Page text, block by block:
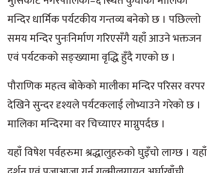
मन्दिर धार्मिक पर्यटकीय गन्तव्य बनेको छ । पछिल्लो
समय मन्दिर पुनःनिर्माण गरिएसँगै यहाँ आउने भक्तजन
एवं पर्यटकको सङ्ख्यामा वृद्धि हुँदै गएको छ ।
पौराणिक महत्व बोकेको मालीका मन्दिर परिसर वरपर
देखिने सुन्दर दृश्यले पर्यटकलाई लोभ्याउने गरेको छ ।
मालिका मन्दिरमा वर चिच्याएर माग्नुपर्दछ ।
यहाँ विषेश पर्वहरुमा श्रद्धालुहरुको घुइँचो लाग्छ । यहाँ